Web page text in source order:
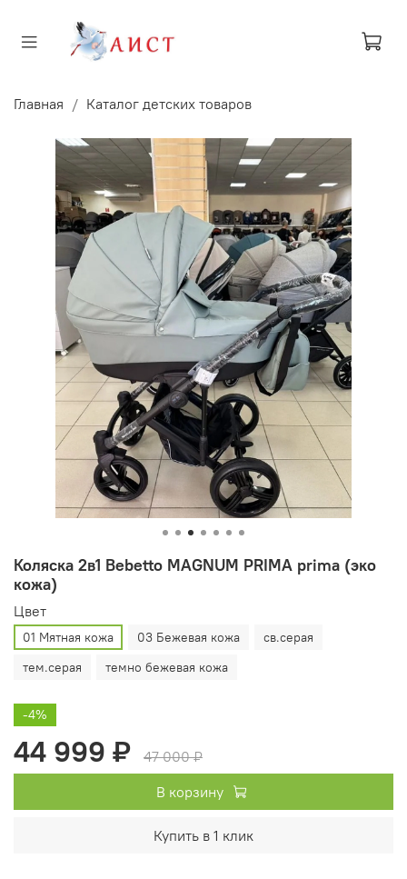
Главная Каталог детских товаров
Коляска 2в1 Bebetto MAGNUM PRIMA prima (эко
кожа)
Цвет
01 Мятная кожа 03 Бежевая кожа
св.серая
тем.серая
темно бежевая кожа
-4%
44 999 ₽
47 000 ₽
В корзину
Купить в 1 клик